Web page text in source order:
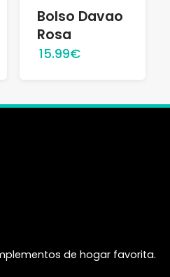
Bolso Davao
Rosa
15.99€
de hogar favorita.